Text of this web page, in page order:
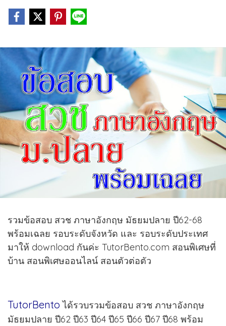
รวมข้อสอบ สวช ภาษาอังกฤษ มัธยมปลาย ปี62-68
พร้อมเฉลย รอบระดับจังหวัด และ รอบระดับประเทศ
มาให้ download กันค่ะ TutorBento.com สอนพิเศษที่
บ้าน สอนพิเศษออนไลน์ สอนตัวต่อตัว
TutorBento ได้รวบรวมข้อสอบ สวช ภาษาอังกฤษ
มัธยมปลาย ปี62 ปี63 ปี64 ปี65 ปี66 ปี67 ปี68 พร้อม